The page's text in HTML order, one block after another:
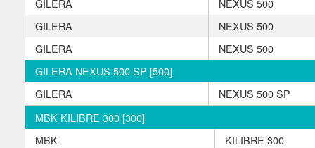
GILERA
NEXUS 500
GILERA
NEXUS 500
GILERA
NEXUS 500
GILERA NEXUS 500 SP [500]
GILERA
NEXUS 500 SP
MBK KILIBRE 300 [300]
MBK
KILIBRE 300